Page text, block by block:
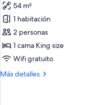
fotos
de
Junior
Suite
Deluxe,
al
54 m²
1 habitación
2 personas
1 cama King size
Wifi gratuito
Más detalles
Más